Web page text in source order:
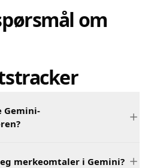
om
Gemini-
merkeomtaler i Gemini?